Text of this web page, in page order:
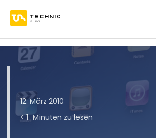
12. März 2010
< 1 Minuten zu lesen